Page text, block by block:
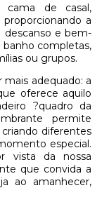
de casal,
a
e bem-
banho completas,
ou grupos.
mais adequado: a
oferece aquilo
?quadro da
permite
diferentes
especial.
vista da nossa
que convida a
ao amanhecer,